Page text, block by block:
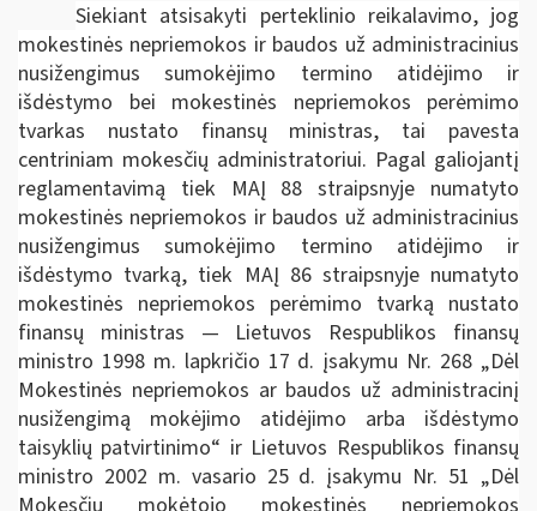
Siekiant atsisakyti perteklinio reikalavimo, jog
mokestinės nepriemokos ir baudos už administracinius
nusižengimus sumokėjimo termino atidėjimo ir
išdėstymo bei mokestinės nepriemokos perėmimo
tvarkas nustato finansų ministras, tai pavesta
centriniam mokesčių administratoriui. Pagal galiojantį
reglamentavimą tiek MAĮ 88 straipsnyje numatyto
mokestinės nepriemokos ir baudos už administracinius
nusižengimus sumokėjimo termino atidėjimo ir
išdėstymo tvarką, tiek MAĮ 86 straipsnyje numatyto
mokestinės nepriemokos perėmimo tvarką nustato
finansų ministras — Lietuvos Respublikos finansų
ministro 1998 m. lapkričio 17 d. įsakymu Nr. 268 „Dėl
Mokestinės nepriemokos ar baudos už administracinį
nusižengimą mokėjimo atidėjimo arba išdėstymo
taisyklių patvirtinimo“ ir Lietuvos Respublikos finansų
ministro 2002 m. vasario 25 d. įsakymu Nr. 51 „Dėl